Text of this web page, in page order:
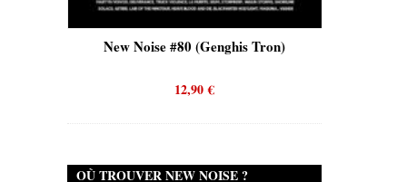
New Noise #80 (Genghis Tron)
12,90€
OÙ TROUVER NEW NOISE ?